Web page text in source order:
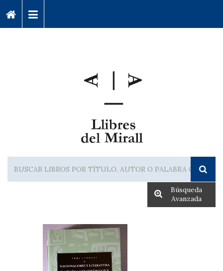
Búsqueda
Avanzada